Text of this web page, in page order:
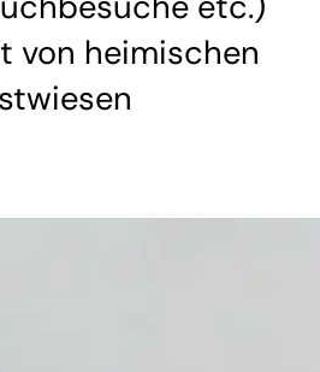
von heimischen